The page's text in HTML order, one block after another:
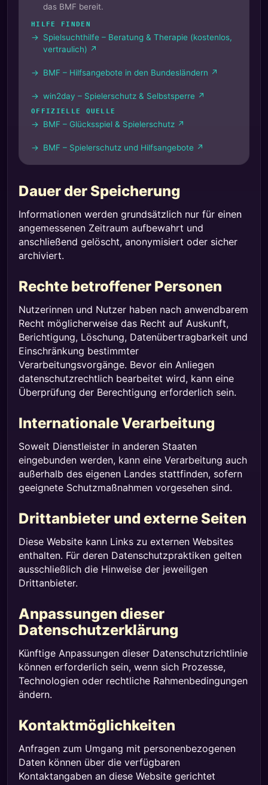
das BMF bereit.
HILFE FINDEN
Spielsuchthilfe – Beratung & Therapie (kostenlos,
vertraulich) ↗
BMF – Hilfsangebote in den Bundesländern ↗
win2day – Spielerschutz & Selbstsperre ↗
OFFIZIELLE QUELLE
BMF – Glücksspiel & Spielerschutz ↗
BMF – Spielerschutz und Hilfsangebote ↗
Dauer der Speicherung
Informationen werden grundsätzlich nur für einen
angemessenen Zeitraum aufbewahrt und
anschließend gelöscht, anonymisiert oder sicher
archiviert.
Rechte betroffener Personen
Nutzerinnen und Nutzer haben nach anwendbarem
Recht möglicherweise das Recht auf Auskunft,
Berichtigung, Löschung, Datenübertragbarkeit und
Einschränkung bestimmter
Verarbeitungsvorgänge. Bevor ein Anliegen
datenschutzrechtlich bearbeitet wird, kann eine
Überprüfung der Berechtigung erforderlich sein.
Internationale Verarbeitung
Soweit Dienstleister in anderen Staaten
eingebunden werden, kann eine Verarbeitung auch
außerhalb des eigenen Landes stattfinden, sofern
geeignete Schutzmaßnahmen vorgesehen sind.
Drittanbieter und externe Seiten
Diese Website kann Links zu externen Websites
enthalten. Für deren Datenschutzpraktiken gelten
ausschließlich die Hinweise der jeweiligen
Drittanbieter.
Anpassungen dieser
Datenschutzerklärung
Künftige Anpassungen dieser Datenschutzrichtlinie
können erforderlich sein, wenn sich Prozesse,
Technologien oder rechtliche Rahmenbedingungen
ändern.
Kontaktmöglichkeiten
Anfragen zum Umgang mit personenbezogenen
Daten können über die verfügbaren
Kontaktangaben an diese Website gerichtet